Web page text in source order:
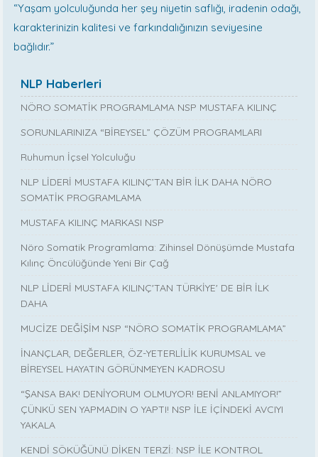
“Yaşam yolculuğunda her şey niyetin saflığı, iradenin odağı,
karakterinizin kalitesi ve farkındalığınızın seviyesine
bağlıdır.”
NLP Haberleri
NÖRO SOMATİK PROGRAMLAMA NSP MUSTAFA KILINÇ
SORUNLARINIZA “BİREYSEL” ÇÖZÜM PROGRAMLARI
Ruhumun İçsel Yolculuğu
NLP LİDERİ MUSTAFA KILINÇ’TAN BİR İLK DAHA NÖRO
SOMATİK PROGRAMLAMA
MUSTAFA KILINÇ MARKASI NSP
Nöro Somatik Programlama: Zihinsel Dönüşümde Mustafa
Kılınç Öncülüğünde Yeni Bir Çağ
NLP LİDERİ MUSTAFA KILINÇ'TAN TÜRKİYE' DE BİR İLK
DAHA
MUCİZE DEĞİŞİM NSP “NÖRO SOMATİK PROGRAMLAMA”
İNANÇLAR, DEĞERLER, ÖZ-YETERLİLİK KURUMSAL ve
BİREYSEL HAYATIN GÖRÜNMEYEN KADROSU
“ŞANSA BAK! DENİYORUM OLMUYOR! BENİ ANLAMIYOR!”
ÇÜNKÜ SEN YAPMADIN O YAPTI! NSP İLE İÇİNDEKİ AVCIYI
YAKALA
KENDİ SÖKÜĞÜNÜ DİKEN TERZİ: NSP İLE KONTROL